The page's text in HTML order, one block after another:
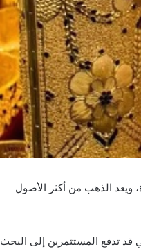
ويعد الذهب من أكثر الأصول
قد تدفع المستثمرين إلى البحث